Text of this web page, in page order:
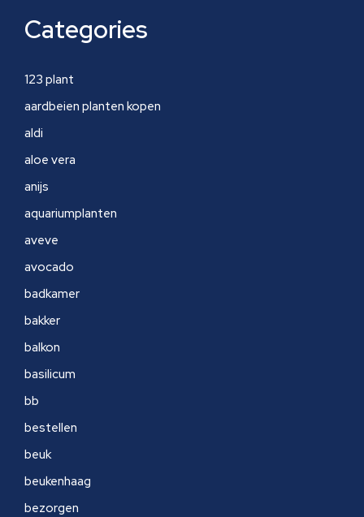
Categories
123 plant
aardbeien planten kopen
aldi
aloe vera
anijs
aquariumplanten
aveve
avocado
badkamer
bakker
balkon
basilicum
bb
bestellen
beuk
beukenhaag
bezorgen